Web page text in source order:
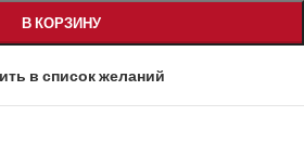
В КОРЗИНУ
в список желаний